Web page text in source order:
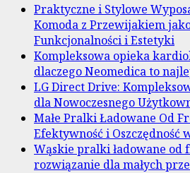
Praktyczne i Stylowe
Komoda z Przewijakiem
Funkcjonalności i Estetyki
Kompleksowa opieka
dlaczego Neomedica to
LG Direct Drive:
dla Nowoczesnego
Małe Pralki Ładowane Od
Efektywność i Oszczędność
Wąskie pralki ładowane od
rozwiązanie dla małych